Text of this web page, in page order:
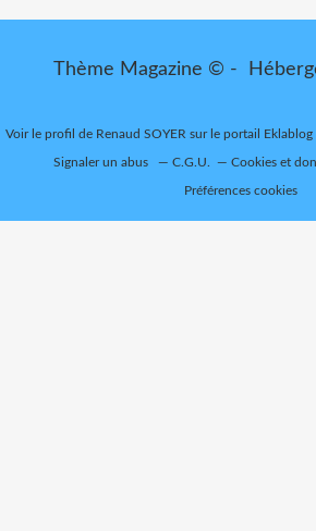
Thème Magazine © -
Voir le profil de Renaud SOYER sur le portail Eklablog
Signaler un abus C.G.U. Cookies et
Préférences cookies